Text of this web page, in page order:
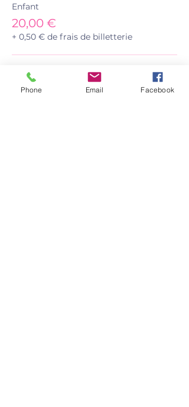
Enfant
20,00 €
+ 0,50 € de frais de billetterie
Enfant d'une fraterie
16,00 €
Phone Email Facebook